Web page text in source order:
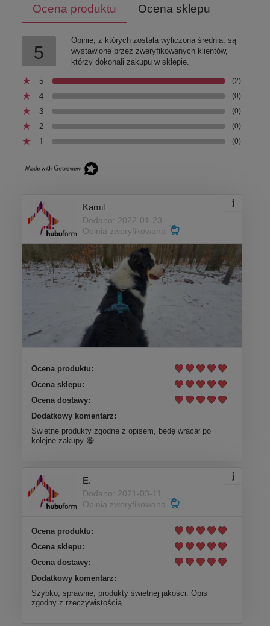
Non-stop dogwear Bungee Leash Black/Orange –
smycz z amortyzatorem do canicrossu, bikejoringu i
DO KOSZYKA
Ocena produktu Ocena sklepu
5
Opinie, z których została wyliczona średnia, są
wystawione przez zweryfikowanych klientów,
którzy dokonali zakupu w sklepie.
5 (2)
4 (0)
3 (0)
2 (0)
1 (0)
Kamil
Dodano: 2022-01-23
Opinia zweryfikowana
Ocena produktu:
Ocena sklepu:
Ocena dostawy:
Dodatkowy komentarz:
Świetne produkty zgodne z opisem, będę wracał po
kolejne zakupy 😁
E.
Dodano: 2021-03-11
Opinia zweryfikowana
Ocena produktu:
Ocena sklepu:
Ocena dostawy:
Dodatkowy komentarz:
Szybko, sprawnie, produkty świetnej jakości. Opis
zgodny z rzeczywistością.